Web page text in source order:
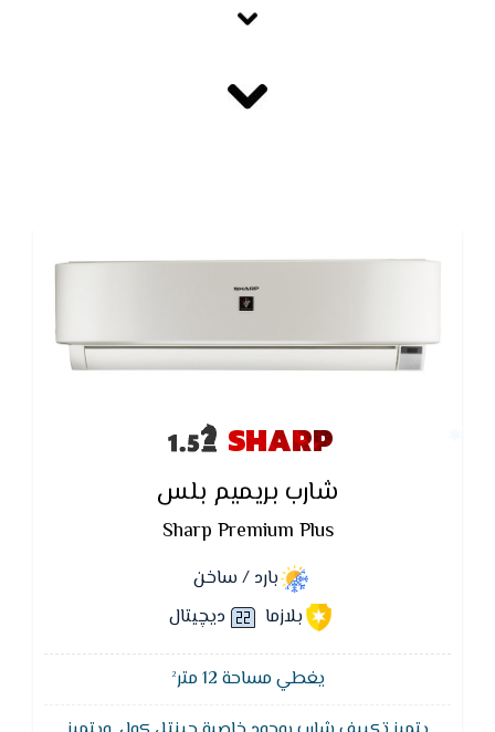
SHARP
شارب بريميم بلس
Sharp Premium Plus
بارد / ساخن
بلازما
ديچيتال
يغطي مساحة 12 متر²